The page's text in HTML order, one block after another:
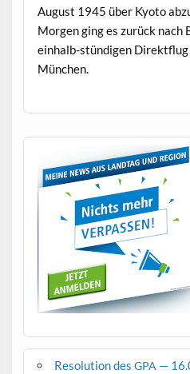
August 1945 über Kyoto
Mor­gen ging es zurück nach
ein­halb-stündi­gen Direk­t­flug
München.
Resolution des GPA —